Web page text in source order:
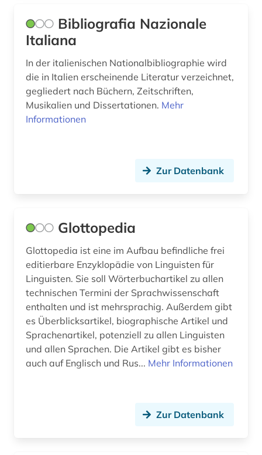
Bibliografia Nazionale
Italiana
In der italienischen Nationalbibliographie wird
die in Italien erscheinende Literatur verzeichnet,
gegliedert nach Büchern, Zeitschriften,
Musikalien und Dissertationen. Mehr
Informationen
Zur Datenbank
Glottopedia
Glottopedia ist eine im Aufbau befindliche frei
editierbare Enzyklopädie von Linguisten für
Linguisten. Sie soll Wörterbuchartikel zu allen
technischen Termini der Sprachwissenschaft
enthalten und ist mehrsprachig. Außerdem gibt
es Überblicksartikel, biographische Artikel und
Sprachenartikel, potenziell zu allen Linguisten
und allen Sprachen. Die Artikel gibt es bisher
auch auf Englisch und Rus... Mehr Informationen
Zur Datenbank